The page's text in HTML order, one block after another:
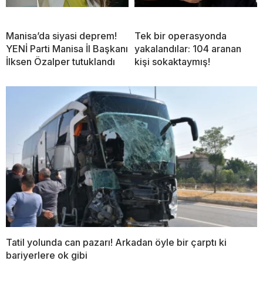
Manisa’da siyasi deprem!
YENİ Parti Manisa İl Başkanı
İlksen Özalper tutuklandı
Tek bir operasyonda
yakalandılar: 104 aranan
kişi sokaktaymış!
Tatil yolunda can pazarı! Arkadan öyle bir çarptı ki
bariyerlere ok gibi